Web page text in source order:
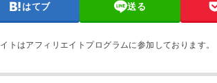
はてブ 送る
トはアフィリエイトプログラムに参加しております。